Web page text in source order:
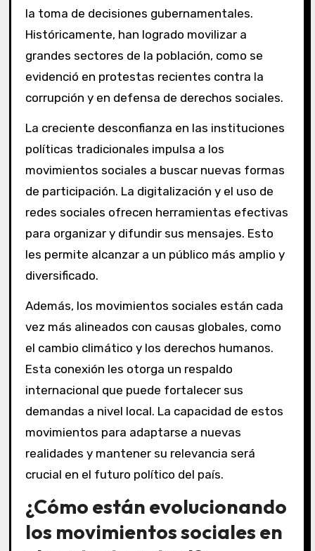
la toma de decisiones gubernamentales.
Históricamente, han logrado movilizar a
grandes sectores de la población, como se
evidenció en protestas recientes contra la
corrupción y en defensa de derechos sociales.
La creciente desconfianza en las instituciones
políticas tradicionales impulsa a los
movimientos sociales a buscar nuevas formas
de participación. La digitalización y el uso de
redes sociales ofrecen herramientas efectivas
para organizar y difundir sus mensajes. Esto
les permite alcanzar a un público más amplio y
diversificado.
Además, los movimientos sociales están cada
vez más alineados con causas globales, como
el cambio climático y los derechos humanos.
Esta conexión les otorga un respaldo
internacional que puede fortalecer sus
demandas a nivel local. La capacidad de estos
movimientos para adaptarse a nuevas
realidades y mantener su relevancia será
crucial en el futuro político del país.
¿Cómo están evolucionando
los movimientos sociales en